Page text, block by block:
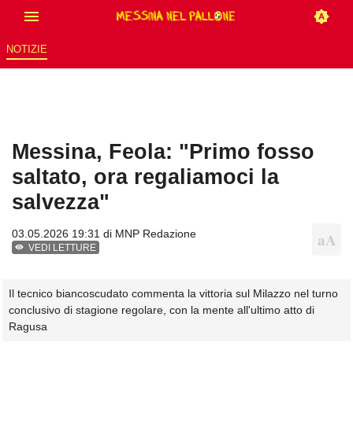
NOTIZIE
Messina, Feola: "Primo fosso
saltato, ora regaliamoci la
salvezza"
03.05.2026 19:31 di MNP Redazione
VEDI LETTURE
Il tecnico biancoscudato commenta la vittoria sul Milazzo nel turno
conclusivo di stagione regolare, con la mente all'ultimo atto di
Ragusa